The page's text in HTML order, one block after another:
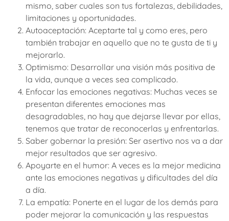
mismo, saber cuales son tus fortalezas, debilidades,
limitaciones y oportunidades.
Autoaceptación: Aceptarte tal y como eres, pero
también trabajar en aquello que no te gusta de ti y
mejorarlo.
Optimismo: Desarrollar una visión más positiva de
la vida, aunque a veces sea complicado.
Enfocar las emociones negativas: Muchas veces se
presentan diferentes emociones mas
desagradables, no hay que dejarse llevar por ellas,
tenemos que tratar de reconocerlas y enfrentarlas.
Saber gobernar la presión: Ser asertivo nos va a dar
mejor resultados que ser agresivo.
Apoyarte en el humor: A veces es la mejor medicina
ante las emociones negativas y dificultades del día
a día.
La empatía: Ponerte en el lugar de los demás para
poder mejorar la comunicación y las respuestas